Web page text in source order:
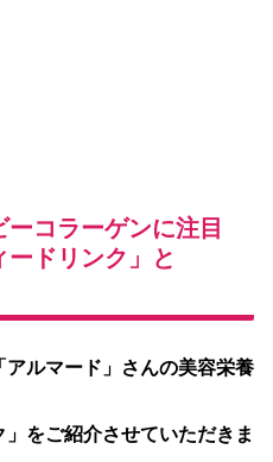
コラーゲンに注目
ドリンク」と
ルマード」さんの美容栄養
をご紹介させていただきま